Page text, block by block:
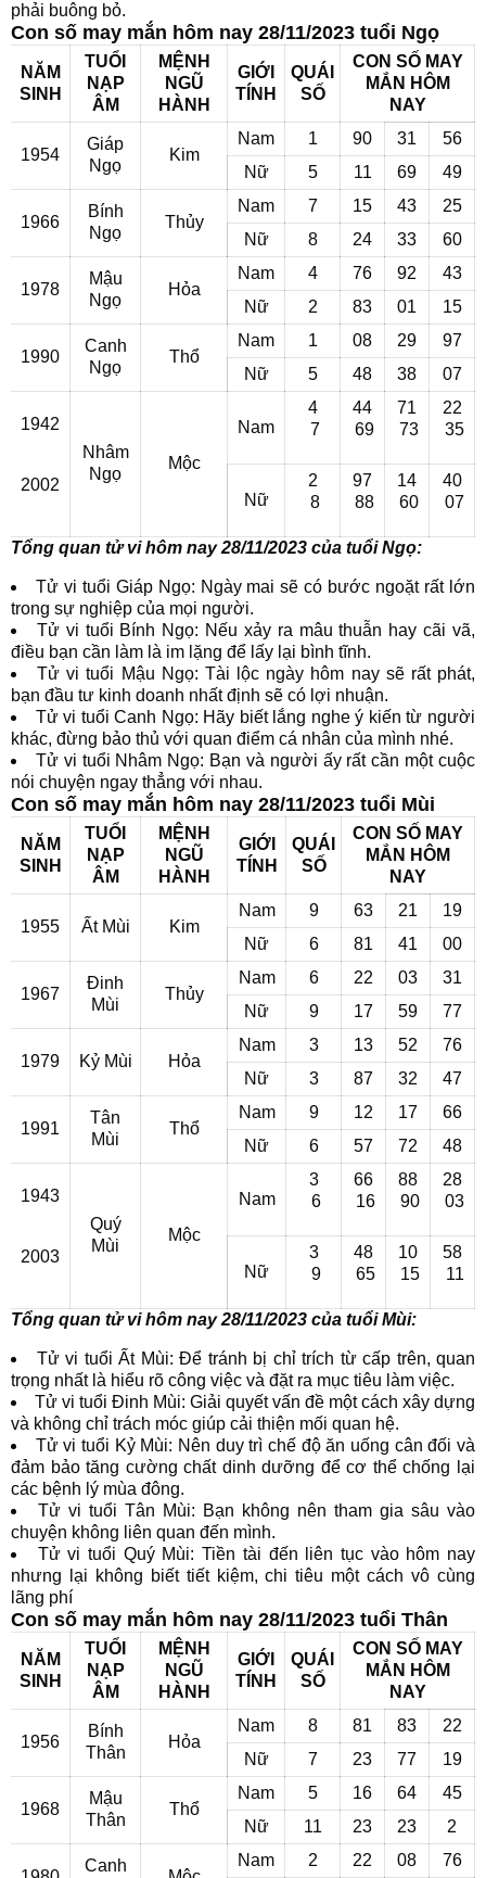
phải buông bỏ.
Con số may mắn hôm nay 28/11/2023 tuổi Ngọ
NĂM
SINH
TUỔI
NẠP
ÂM
MỆNH
NGŨ
HÀNH
GIỚI
TÍNH
QUÁI
SỐ
CON SỐ MAY
MẮN HÔM
NAY
1954
Giáp
Ngọ
Kim
Nam 1 90 31
56
Nữ
5 11 69 49
1966
Bính
Ngọ
Thủy
Nam 7 15 43
25
Nữ
8 24 33 60
1978
Mậu
Ngọ
Hỏa
Nam 4 76 92
43
Nữ
2 83 01 15
1990
Canh
Ngọ
Thổ
Nam 1 08 29
97
Nữ
5 48 38 07
1942
2002
Nhâm
Ngọ
Mộc
Nam
4
7
44
69
71
73
22
35
Nữ
2
8
97
88
14
60
40
07
Tổng quan tử vi hôm nay 28/11/2023 của tuổi Ngọ:
Tử vi tuổi Giáp Ngọ: Ngày mai sẽ có bước ngoặt rất lớn
trong sự nghiệp của mọi người.
Tử vi tuổi Bính Ngọ: Nếu xảy ra mâu thuẫn hay cãi vã,
điều bạn cần làm là im lặng để lấy lại bình tĩnh.
Tử vi tuổi Mậu Ngọ: Tài lộc ngày hôm nay sẽ rất phát,
bạn đầu tư kinh doanh nhất định sẽ có lợi nhuận.
Tử vi tuổi Canh Ngọ: Hãy biết lắng nghe ý kiến từ người
khác, đừng bảo thủ với quan điểm cá nhân của mình nhé.
Tử vi tuổi Nhâm Ngọ: Bạn và người ấy rất cần một cuộc
nói chuyện ngay thẳng với nhau.
Con số may mắn hôm nay 28/11/2023 tuổi Mùi
NĂM
SINH
TUỔI
NẠP
ÂM
MỆNH
NGŨ
HÀNH
GIỚI
TÍNH
QUÁI
SỐ
CON SỐ MAY
MẮN HÔM
NAY
1955 Ất Mùi Kim
Nam 9 63 21
19
Nữ
6 81 41 00
1967
Đinh
Mùi
Thủy
Nam 6 22 03
31
Nữ
9 17 59 77
1979 Kỷ Mùi Hỏa
Nam 3 13 52
76
Nữ
3 87 32 47
1991
Tân
Mùi
Thổ
Nam 9 12 17
66
Nữ
6 57 72 48
1943
2003
Quý
Mùi
Mộc
Nam
3
6
66
16
88
90
28
03
Nữ
3
9
48
65
10
15
58
11
Tổng quan tử vi hôm nay 28/11/2023 của tuổi Mùi:
Tử vi tuổi Ất Mùi: Để tránh bị chỉ trích từ cấp trên, quan
trọng nhất là hiểu rõ công việc và đặt ra mục tiêu làm việc.
Tử vi tuổi Đinh Mùi: Giải quyết vấn đề một cách xây dựng
và không chỉ trách móc giúp cải thiện mối quan hệ.
Tử vi tuổi Kỷ Mùi: Nên duy trì chế độ ăn uống cân đối và
đảm bảo tăng cường chất dinh dưỡng để cơ thể chống lại
các bệnh lý mùa đông.
Tử vi tuổi Tân Mùi: Bạn không nên tham gia sâu vào
chuyện không liên quan đến mình.
Tử vi tuổi Quý Mùi: Tiền tài đến liên tục vào hôm nay
nhưng lại không biết tiết kiệm, chi tiêu một cách vô cùng
lãng phí
Con số may mắn hôm nay 28/11/2023 tuổi Thân
NĂM
SINH
TUỔI
NẠP
ÂM
MỆNH
NGŨ
HÀNH
GIỚI
TÍNH
QUÁI
SỐ
CON SỐ MAY
MẮN HÔM
NAY
1956
Bính
Thân
Hỏa
Nam 8 81 83
22
Nữ
7 23 77 19
1968
Mậu
Thân
Thổ
Nam 5 16 64
45
Nữ
11 23 23 2
Canh Nam 2 22 08 76